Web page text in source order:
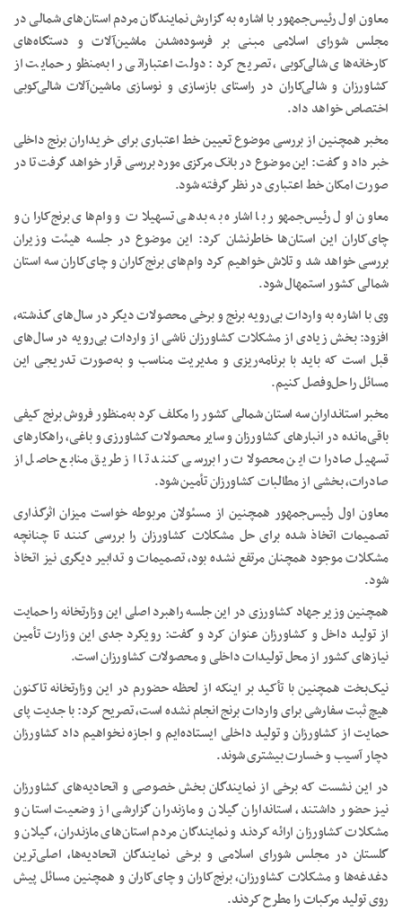
معاون اول رئیس‌جمهور با اشاره به گزارش نمایندگان مردم استان‌های شمالی در
مجلس شورای اسلامی مبنی بر فرسوده‌شدن ماشین‌آلات و دستگاه‌های
کارخانه‌های شالی‌کوبی، تصریح کرد: دولت اعتباراتی را به‌منظور حمایت از
کشاورزان و شالی‌کاران در راستای بازسازی و نوسازی ماشین‌آلات شالی‌کوبی
اختصاص خواهد داد.
مخبر همچنین از بررسی موضوع تعیین خط اعتباری برای خریداران برنج داخلی
خبر داد و گفت: این موضوع در بانک مرکزی مورد بررسی قرار خواهد گرفت تا در
صورت امکان خط اعتباری در نظر گرفته شود.
معاون اول رئیس‌جمهور با اشاره به بدهی تسهیلات و وام‌های برنج‌کاران و
چای‌کاران این استان‌ها خاطرنشان کرد: این موضوع در جلسه هیئت وزیران
بررسی خواهد شد و تلاش خواهیم کرد وام‌های برنج‌کاران و چای‌کاران سه استان
شمالی کشور استمهال شود.
وی با اشاره به واردات بی‌رویه برنج و برخی محصولات دیگر در سال‌های گذشته،
افزود: بخش زیادی از مشکلات کشاورزان ناشی از واردات بی‌رویه در سال‌های
قبل است که باید با برنامه‌ریزی و مدیریت مناسب و به‌صورت تدریجی این
مسائل را حل‌وفصل کنیم.
مخبر استانداران سه استان شمالی کشور را مکلف کرد به‌منظور فروش برنج کیفی
باقی‌مانده در انبارهای کشاورزان و سایر محصولات کشاورزی و باغی، راهکارهای
تسهیل صادرات این محصولات را بررسی کنند تا از طریق منابع حاصل از
صادرات، بخشی از مطالبات کشاورزان تأمین شود.
معاون اول رئیس‌جمهور همچنین از مسئولان مربوطه خواست میزان اثرگذاری
تصمیمات اتخاذ شده برای حل مشکلات کشاورزان را بررسی کنند تا چنانچه
مشکلات موجود همچنان مرتفع نشده بود، تصمیمات و تدابیر دیگری نیز اتخاذ
شود.
همچنین وزیر جهاد کشاورزی در این جلسه راهبرد اصلی این وزارتخانه را حمایت
از تولید داخل و کشاورزان عنوان کرد و گفت: رویکرد جدی این وزارت تأمین
نیازهای کشور از محل تولیدات داخلی و محصولات کشاورزان است.
نیک‌بخت همچنین با تأکید بر اینکه از لحظه حضورم در این وزارتخانه تاکنون
هیچ ثبت سفارشی برای واردات برنج انجام نشده است، تصریح کرد: با جدیت پای
حمایت از کشاورزان و تولید داخلی ایستاده‌ایم و اجازه نخواهیم داد کشاورزان
دچار آسیب و خسارت بیشتری شوند.
در این نشست که برخی از نمایندگان بخش خصوصی و اتحادیه‌های کشاورزان
نیز حضور داشتند، استانداران گیلان و مازندران گزارشی از وضعیت استان و
مشکلات کشاورزان ارائه کردند و نمایندگان مردم استان‌های مازندران، گیلان و
گلستان در مجلس شورای اسلامی و برخی نمایندگان اتحادیه‌ها، اصلی‌ترین
دغدغه‌ها و مشکلات کشاورزان، برنج‌کاران و چای‌کاران و همچنین مسائل پیش
روی تولید مرکبات را مطرح کردند.